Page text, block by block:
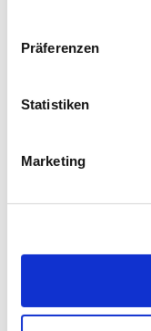
Präferenzen
Statistiken
Marketing
Lokales SEO